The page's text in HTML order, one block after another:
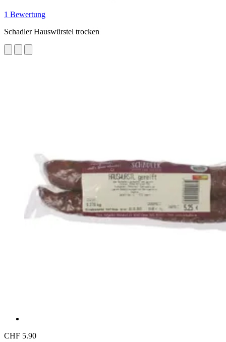
1 Bewertung
Schadler Hauswürstel trocken
CHF 5.90